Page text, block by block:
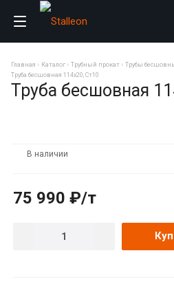
Главная Каталог Трубный прокат
Трубы
Труба бесшовная 114х20, Ст10
Труба бесшовная
В наличии
75 990 ₽/т